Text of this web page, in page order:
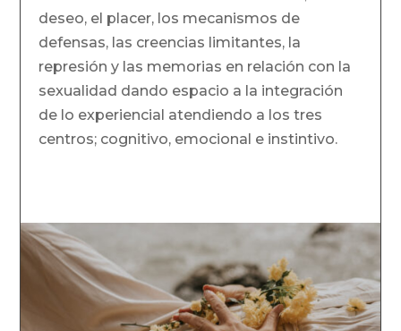
deseo, el placer, los mecanismos de
defensas, las creencias limitantes, la
represión y las memorias en relación con la
sexualidad dando espacio a la integración
de lo experiencial atendiendo a los tres
centros; cognitivo, emocional e instintivo.